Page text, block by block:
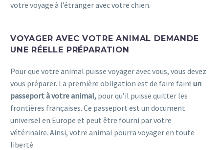
votre voyage à l’étranger avec votre chien.
VOYAGER AVEC VOTRE ANIMAL DEMANDE
UNE RÉELLE PRÉPARATION
Pour que votre animal puisse voyager avec vous, vous devez
vous préparer. La première obligation est de faire faire un
passeport à votre animal, pour qu’il puisse quitter les
frontières françaises. Ce passeport est un document
universel en Europe et peut être fourni par votre
vétérinaire. Ainsi, votre animal pourra voyager en toute
liberté.